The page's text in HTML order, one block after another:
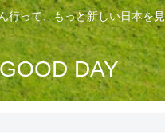
行って、もっと新しい日本を
DAY